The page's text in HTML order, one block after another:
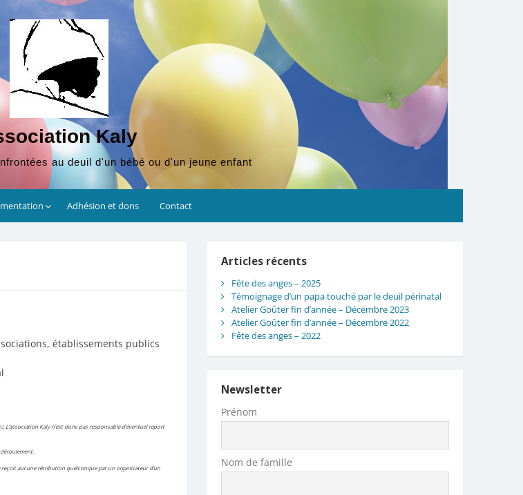
Kaly
au deuil d'un bébé ou d'un jeune enfant
Adhésion et dons Contact
établissements publics
Kaly n’est donc pas responsable d’éventuel report
aucune rétribution quelconque par un organisateur d’un
Articles récents
Fête des anges – 2025
Témoignage d’un papa touché par le deuil périnatal
Atelier Goûter fin d’année – Décembre 2023
Atelier Goûter fin d’année – Décembre 2022
Fête des anges – 2022
Newsletter
Prénom
Nom de famille